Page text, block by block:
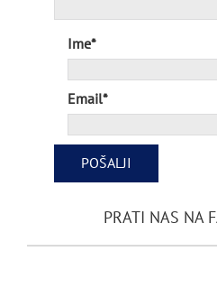
Ime*
Email*
PRATI NAS NA